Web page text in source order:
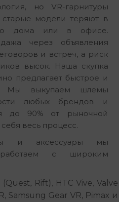
но VR-гарнитуры
старые модели теряют в
дома или в офисе.
через объявления
и встреч, а риск
высок. Наша скупка
предлагает быстрое и
Мы выкупаем шлемы
любых брендов и
до 90% от рыночной
весь процесс.
и аксессуары мы
с широким
Rift), HTC Vive, Valve
Samsung Gear VR, Pimax и